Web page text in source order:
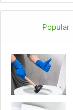
Popular